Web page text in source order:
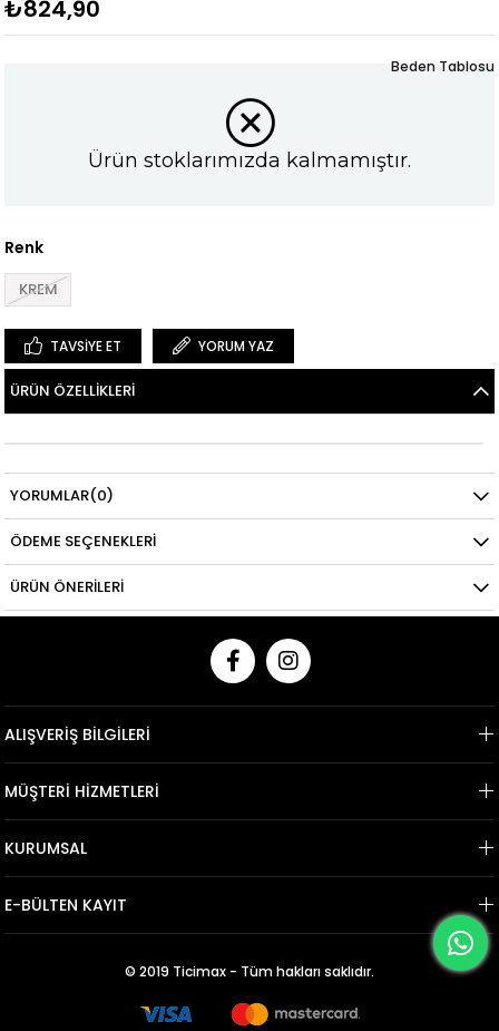
₺824,90
Ürün stoklarımızda kalmamıştır.
Renk
KREM
Beden Tablosu
TAVSIYE ET YORUM YAZ
ÜRÜN ÖZELLIKLERI
YORUMLAR(0)
ÖDEME SEÇENEKLERI
ÜRÜN ÖNERILERI
ALIŞVERİŞ BİLGİLERİ
MÜŞTERİ HİZMETLERİ
KURUMSAL
E-BÜLTEN KAYIT
© 2019 Ticimax - Tüm hakları saklıdır.